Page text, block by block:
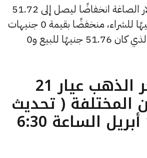
كما سجل سعر دولار الصاغة انخفاضًا ليصل إلى 51.72
جنيهًا للبيع و0 جنيهًا للشراء، منخفضًا بقيمة 0 جنيهات
عن السعر السابق الذي كان 51.76 جنيهًا للبيع و0
ما هو سعر الذهب عيار 21
المختلفة ( تحديث
الجمعة 17 أبريل الساعة 6:30